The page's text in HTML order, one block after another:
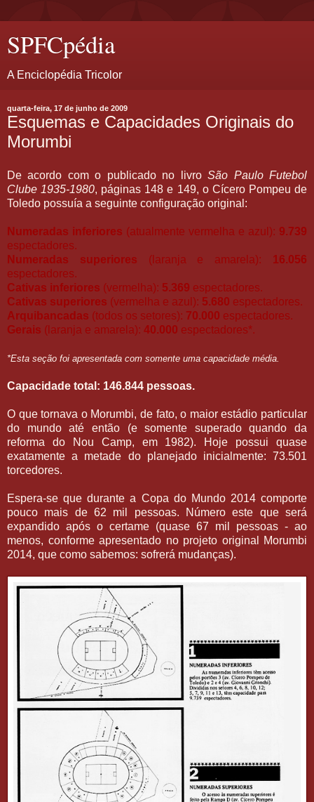
SPFCpédia
A Enciclopédia Tricolor
quarta-feira, 17 de junho de 2009
Esquemas e Capacidades Originais do
Morumbi
De acordo com o publicado no livroSão Paulo Futebol
Clube 1935-1980, páginas 148 e 149, o Cícero Pompeu de
Toledo possuía a seguinte configuração original:
Numeradas inferiores (atualmente vermelha e azul): 9.739
espectadores.
Numeradas superiores (laranja e amarela): 16.056
espectadores.
Cativas inferiores (vermelha): 5.369 espectadores.
Cativas superiores (vermelha e azul): 5.680 espectadores.
Arquibancadas (todos os setores): 70.000 espectadores.
Gerais (laranja e amarela): 40.000 espectadores*.
*Esta seção foi apresentada com somente uma capacidade média.
Capacidade total: 146.844 pessoas.
O que tornava o Morumbi, de fato, o maior estádio particular
do mundo até então (e somente superado quando da
reforma do Nou Camp, em 1982). Hoje possui quase
exatamente a metade do planejado inicialmente: 73.501
torcedores.
Espera-se que durante a Copa do Mundo 2014 comporte
pouco mais de 62 mil pessoas. Número este que será
expandido após o certame (quase 67 mil pessoas - ao
menos, conforme apresentado no projeto original Morumbi
2014, que como sabemos: sofrerá mudanças).